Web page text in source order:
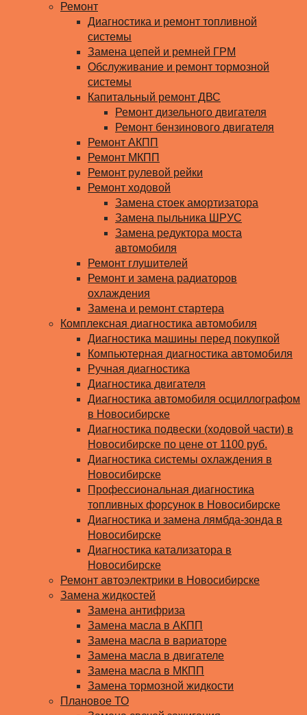
Ремонт
Диагностика и ремонт топливной
системы
Замена цепей и ремней ГРМ
Обслуживание и ремонт тормозной
системы
Капитальный ремонт ДВС
Ремонт дизельного двигателя
Ремонт бензинового двигателя
Ремонт АКПП
Ремонт МКПП
Ремонт рулевой рейки
Ремонт ходовой
Замена стоек амортизатора
Замена пыльника ШРУС
Замена редуктора моста
автомобиля
Ремонт глушителей
Ремонт и замена радиаторов
охлаждения
Замена и ремонт стартера
Комплексная диагностика автомобиля
Диагностика машины перед покупкой
Компьютерная диагностика автомобиля
Ручная диагностика
Диагностика двигателя
Диагностика автомобиля осциллографом
в Новосибирске
Диагностика подвески (ходовой части) в
Новосибирске по цене от 1100 руб.
Диагностика системы охлаждения в
Новосибирске
Профессиональная диагностика
топливных форсунок в Новосибирске
Диагностика и замена лямбда-зонда в
Новосибирске
Диагностика катализатора в
Новосибирске
Ремонт автоэлектрики в Новосибирске
Замена жидкостей
Замена антифриза
Замена масла в АКПП
Замена масла в вариаторе
Замена масла в двигателе
Замена масла в МКПП
Замена тормозной жидкости
Плановое ТО